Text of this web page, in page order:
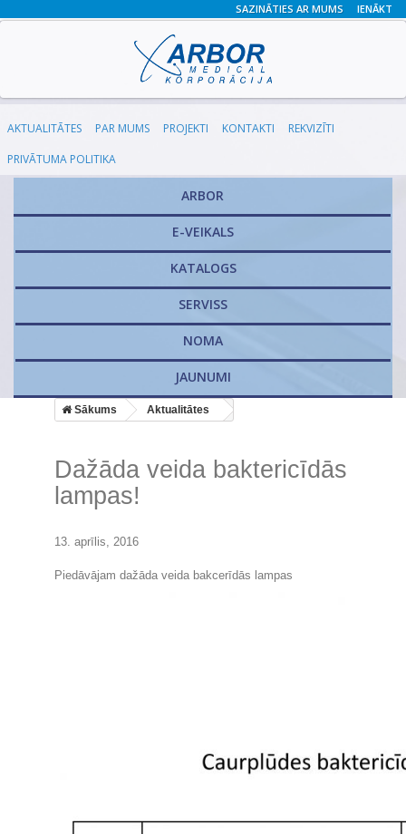
IENĀKT
SAZINĀTIES AR MUMS
AKTUALITĀTES PAR MUMS PROJEKTI KONTAKTI
REKVIZĪTI
PRIVĀTUMA POLITIKA
ARBOR
E-VEIKALS
KATALOGS
​SERVISS
NOMA
JAUNUMI
Sākums Aktualitātes
Dažāda veida baktericīdās
lampas!
13. aprīlis, 2016
Piedāvājam dažāda veida bakcerīdās lampas